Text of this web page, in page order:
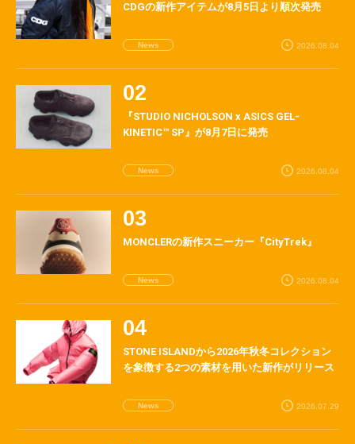
CDGの新作アイテムが8月5日より順次発売
News 2026.08.04
『STUDIO NICHOLSON x ASICS GEL-
KINETIC™ SP』が8月7日に発売
News 2026.08.04
MONCLERの新作スニーカー『CityTrek』
News 2026.08.04
STONE ISLANDから2026年秋冬コレクション
を象徴する2つの素材を用いた新作がリリース
News 2026.07.29